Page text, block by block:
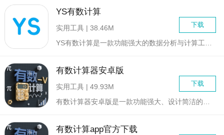
YS有数计算
下载
实用工具 | 38.46M
有数计算器安卓版
下载
实用工具 | 49.93M
有数计算app官方下载